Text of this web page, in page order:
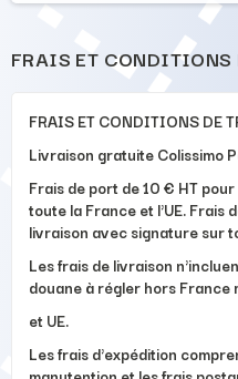
FRAIS ET CONDITIONS
FRAIS ET CONDITIONS DE
Livraison gratuite Colissimo
Frais de port de 10 € HT
toute la France et l'UE. Frais
livraison avec signature sur
Les frais de livraison
douane à régler hors France
et UE.
Les frais d'expédition